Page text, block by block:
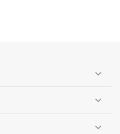
expand_more
expand_more
expand_more